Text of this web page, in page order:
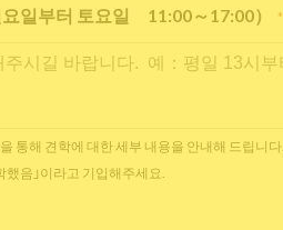
일부터 토요일 11:00～17:00） *
통해 견학에 대한 세부 내용을 안내해 드립니다.
음｣이라고 기입해주세요.